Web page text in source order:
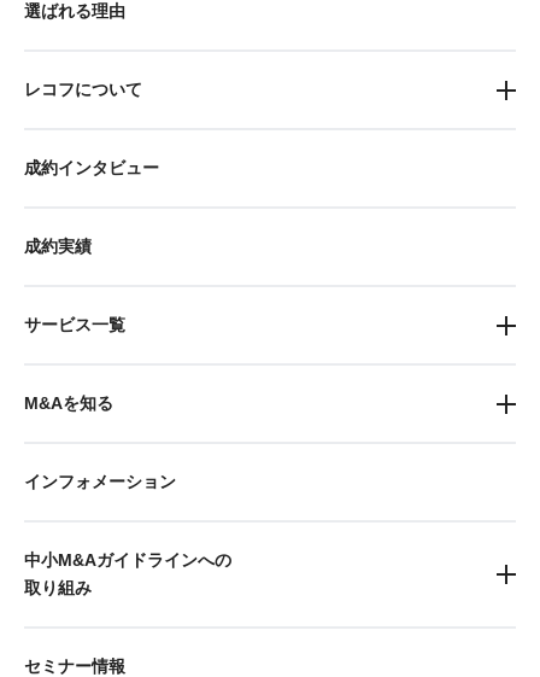
選ばれる理由
レコフについて
成約インタビュー
成約実績
サービス一覧
M&Aを知る
インフォメーション
中小M&Aガイドラインへの
取り組み
セミナー情報